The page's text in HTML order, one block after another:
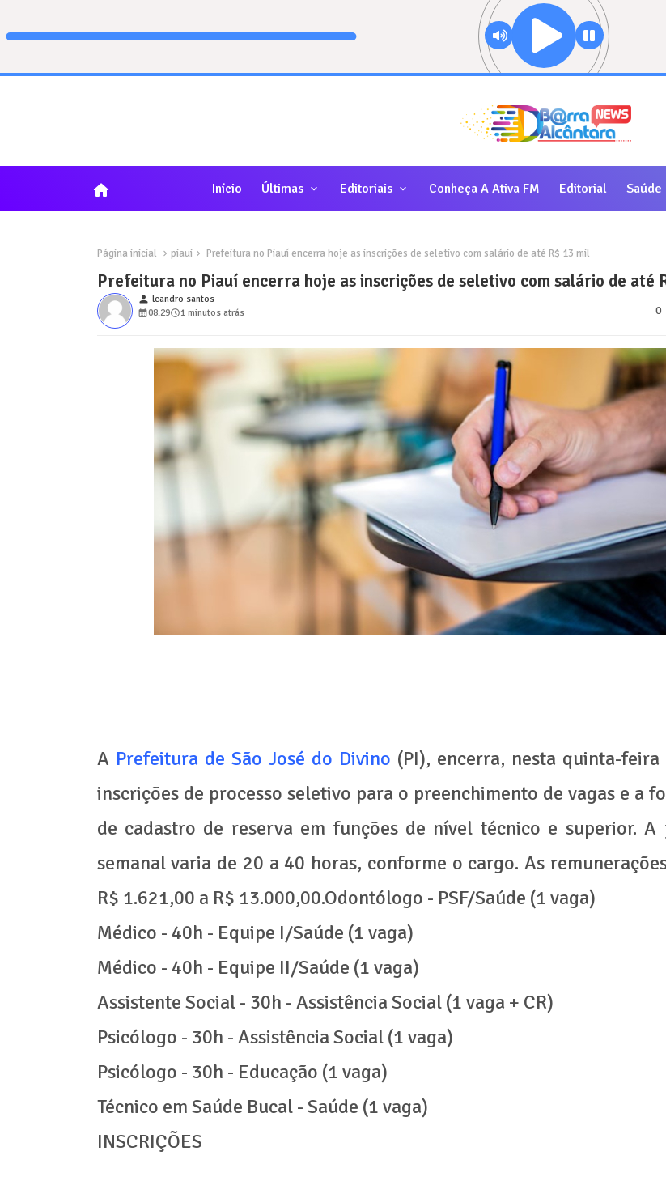
home Início Últimas Editoriais Conheça A Ativa FM Editorial Saúde
Página inicial piaui Prefeitura no Piauí encerra hoje as inscrições de seletivo com salário de até R$ 13 mil
Prefeitura no Piauí encerra hoje as inscrições de seletivo com salário de até
person leandro santos
08:29
1 minutos atrás 0
A Prefeitura de São José do Divino (PI), encerra, nesta quinta-feira
inscrições de processo seletivo para o preenchimento de vagas e a
de cadastro de reserva em funções de nível técnico e superior. A
semanal varia de 20 a 40 horas, conforme o cargo. As
R$ 1.621,00 a R$ 13.000,00.Odontólogo - PSF/Saúde (1 vaga)
Médico - 40h - Equipe I/Saúde (1 vaga)
Médico - 40h - Equipe II/Saúde (1 vaga)
Assistente Social - 30h - Assistência Social (1 vaga + CR)
Psicólogo - 30h - Assistência Social (1 vaga)
Psicólogo - 30h - Educação (1 vaga)
Técnico em Saúde Bucal - Saúde (1 vaga)
INSCRIÇÕES